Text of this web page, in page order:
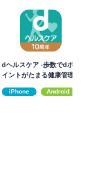
dヘルスケア -歩数でdポ
イントがたまる健康管理
iPhone Android